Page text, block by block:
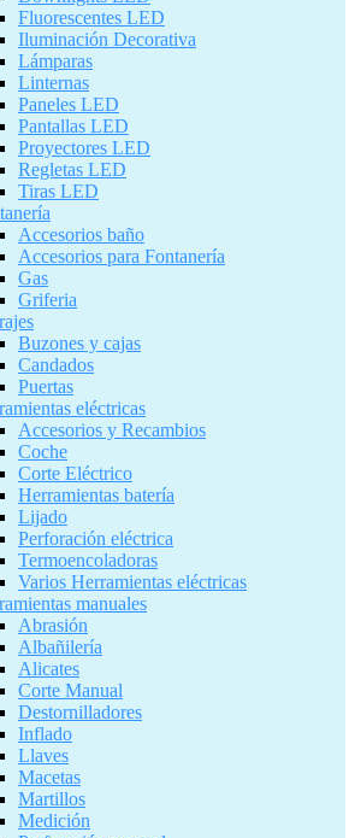
Fluorescentes LED
Iluminación Decorativa
Lámparas
Linternas
Paneles LED
Pantallas LED
Proyectores LED
Regletas LED
Tiras LED
Accesorios baño
Accesorios para Fontanería
Gas
Griferia
Buzones y cajas
Candados
Puertas
eléctricas
Accesorios y Recambios
Coche
Corte Eléctrico
Herramientas batería
Lijado
Perforación eléctrica
Termoencoladoras
Varios Herramientas eléctricas
manuales
Abrasión
Albañilería
Alicates
Corte Manual
Destornilladores
Inflado
Llaves
Macetas
Martillos
Medición